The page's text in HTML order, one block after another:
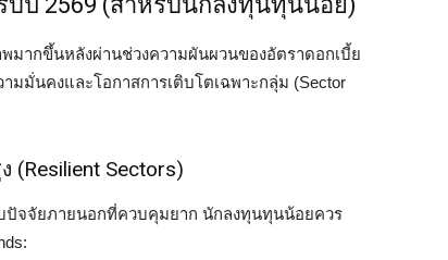
มากขึ้นหลังผ่านช่วงความผันผวนของอัตราดอกเบี้ย
มั่นคงและโอกาสการเติบโตเฉพาะกลุ่ม (Sector
Sectors)
ปัจจัยภายนอกที่ควบคุมยาก นักลงทุนทุนน้อยควร